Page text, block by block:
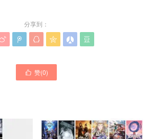
分享到：
    
 赞(0)